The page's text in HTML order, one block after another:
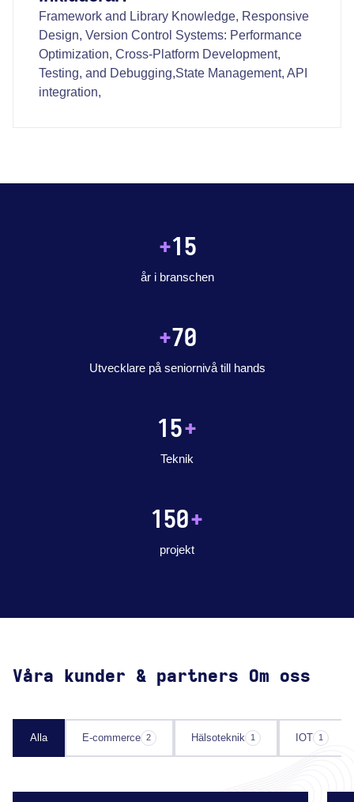
Framework and Library Knowledge, Responsive
Design, Version Control Systems: Performance
Optimization, Cross-Platform Development,
Testing, and Debugging,State Management, API
integration,
+15
år i branschen
+70
Utvecklare på seniornivå till hands
15+
Teknik
150+
projekt
Våra kunder & partners Om oss
Alla E-commerce 2 Hälsoteknik 1 IOT 1